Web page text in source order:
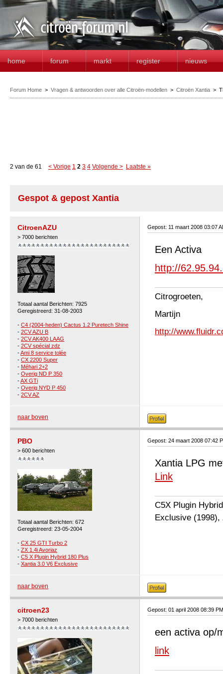
home forum markt register nieuws
Forum Home > Vragen & antwoorden over alle Citroën-modellen > Citroën Xantia >
2 van de 61 < Vorige 1 2 3 4 Volgende > Laatste »
Gespot & gepost Xantia
CitroenAZU
> 7000 berichten
Totaal aantal Berichten: 7925
Geregistreerd: 31-08-2003
- C4 (2004-heden) Cactus 1.2 Puretech Shine
- 2CV AZU B
- 2CV AK400 LAAG
- 2CV spécial zdz
-Ami 8 service tolée
- CX 2200 Super
- Méhari 2+2
- Overig ND P 350
-AX GTi
- Overig NYD P 450
- 2CV AZ
Gepost: 11 maart 2008 03:07
Een Activa
http://
Citrogroeten,
Martijn
http://
naar boven
PBO
> 600 berichten
Totaal aantal Berichten: 672
Geregistreerd: 23-05-2004
- CX 25 GTI Turbo 2
- ZX 1.4i Avoriaz
- C5 X Plugin Hybrid 180 Plus
- Xantia 3.0 V6 Exclusive
Gepost: 24 maart 2008 07:42
Xantia LPG
Link
C5X Plugin
Exclusive (1998),
naar boven
citroen23
> 7000 berichten
Gepost: 01 april 2008 08:39 PM
een activa op/
link